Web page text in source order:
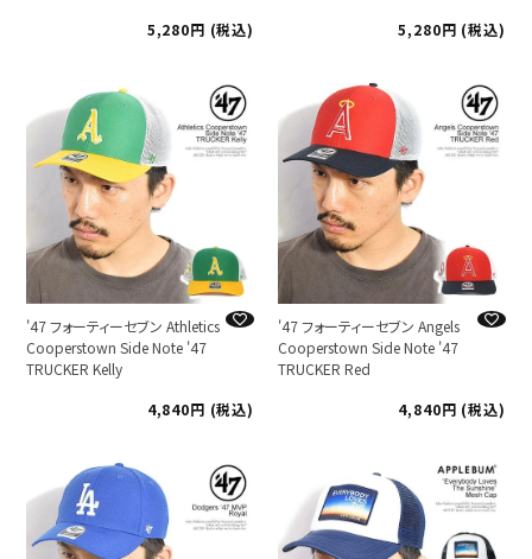
5,280
税込
5,280
税込
'47 フォーティーセブン Athletics
Cooperstown Side Note '47
TRUCKER Kelly
4,840
税込
'47 フォーティーセブン Angels
Cooperstown Side Note '47
TRUCKER Red
4,840
税込